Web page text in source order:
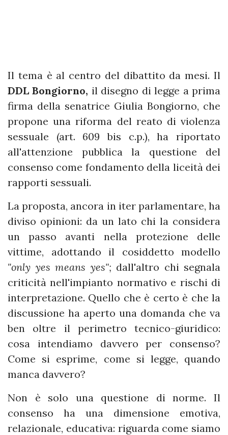
Il tema è al centro del dibattito da mesi. Il
DDL Bongiorno, il disegno di legge a prima
firma della senatrice Giulia Bongiorno, che
propone una riforma del reato di violenza
sessuale (art. 609 bis c.p.), ha riportato
all'attenzione pubblica la questione del
consenso come fondamento della liceità dei
rapporti sessuali.
La proposta, ancora in iter parlamentare, ha
diviso opinioni: da un lato chi la considera
un passo avanti nella protezione delle
vittime, adottando il cosiddetto modello
"only yes means yes"; dall'altro chi segnala
criticità nell'impianto normativo e rischi di
interpretazione. Quello che è certo è che la
discussione ha aperto una domanda che va
ben oltre il perimetro tecnico-giuridico:
cosa intendiamo davvero per consenso?
Come si esprime, come si legge, quando
manca davvero?
Non è solo una questione di norme. Il
consenso ha una dimensione emotiva,
relazionale, educativa: riguarda come siamo